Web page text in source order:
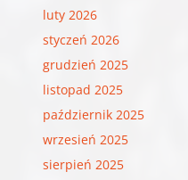
luty 2026
styczeń 2026
grudzień 2025
listopad 2025
październik 2025
wrzesień 2025
sierpień 2025